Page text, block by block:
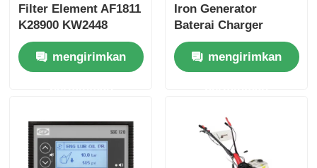
Filter Element AF1811
K28900 KW2448
AA2960 AA90139
mengirimkan
Iron Generator
Baterai Charger
Untuk Standby
Generatormengirimkan